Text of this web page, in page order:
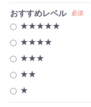
おすすめレベル 必須
★★★★★
★★★★
★★★
★★
★